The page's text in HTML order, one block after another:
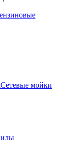
Сетевые мойки